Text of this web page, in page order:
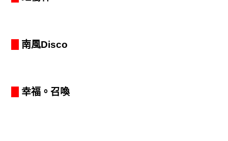
南風Disco
幸福。召喚